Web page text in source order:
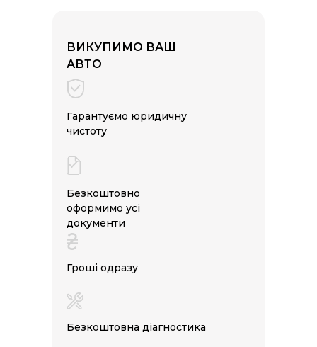
ВИКУПИМО ВАШ
АВТО
Гарантуємо юридичну
чистоту
Безкоштовна діагностика
Гроші одразу
Безкоштовно
оформимо усі
документи